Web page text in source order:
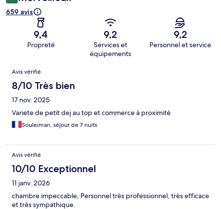
659 avis
9,4
Propreté
9,2
Services et
équipements
9,2
Personnel et service
Avis
Avis vérifié
8/10 Très bien
17 nov. 2025
Variete de petit dej au top et commerce à proximité
Souleiman, séjour de 7 nuits
Avis vérifié
10/10 Exceptionnel
11 janv. 2026
chambre impeccable, Personnel très professionnel, très efficace
et très sympathique.